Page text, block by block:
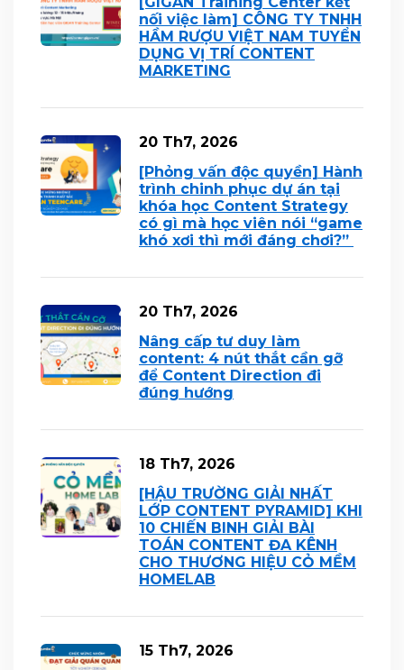
nối việc làm] CÔNG TY TNHH
HẦM RƯỢU VIỆT NAM TUYỂN
DỤNG VỊ TRÍ CONTENT
MARKETING
20 Th7, 2026
[Phỏng vấn độc quyền] Hành
trình chinh phục dự án tại
khóa học Content Strategy
có gì mà học viên nói “game
khó xơi thì mới đáng chơi?”
20 Th7, 2026
Nâng cấp tư duy làm
content: 4 nút thắt cần gỡ
để Content Direction đi
đúng hướng
18 Th7, 2026
[HẬU TRƯỜNG GIẢI NHẤT
LỚP CONTENT PYRAMID] KHI
10 CHIẾN BINH GIẢI BÀI
TOÁN CONTENT ĐA KÊNH
CHO THƯƠNG HIỆU CỎ MỀM
HOMELAB
15 Th7, 2026